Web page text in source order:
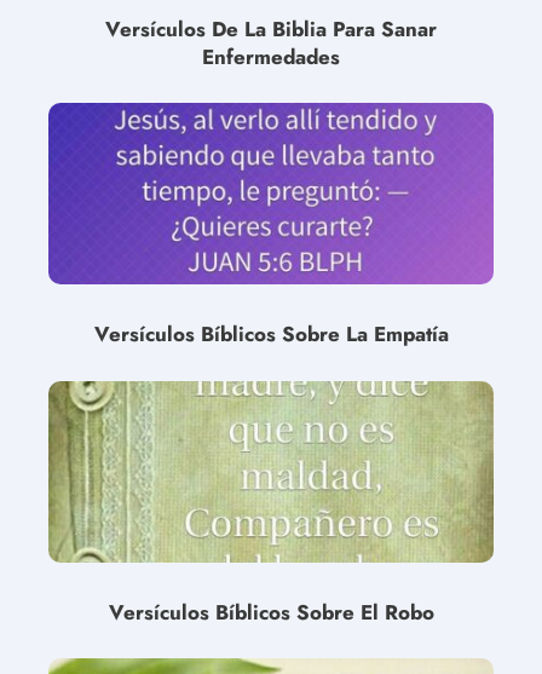
Versículos De La Biblia Para Sanar
Enfermedades
Versículos Bíblicos Sobre La Empatía
Versículos Bíblicos Sobre El Robo